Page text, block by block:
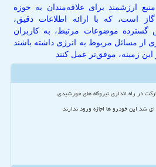
ارزشمند برای علاقه‌مندان به حوزه
است، که با ارائه اطلاعات دقیق،
موضوعات مرتبط، به کاربران
از مسائل مربوط به انرژی داشته باشند
زمینه، موفق‌تر عمل کنند
در راه اندازی نیروگاه های خورشیدی
شد این خودرو ها اجازه ورود ندارند